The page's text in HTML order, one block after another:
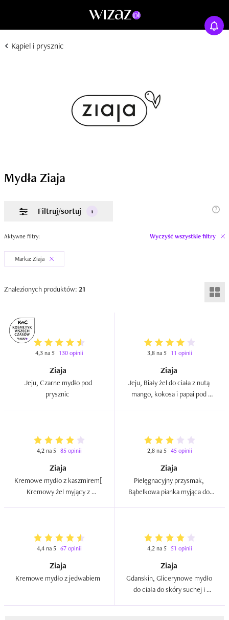
Kąpiel i prysznic
Mydła Ziaja
Filtruj/sortuj 1
Aktywne filtry: Wyczyść wszystkie filtry
Marka: Ziaja
Znalezionych produktów: 21
4,3 na 5 130 opinii
Ziaja
Jeju, Czarne mydło pod
3,8 na 5 11 opinii
Ziaja
Jeju, Biały żel do ciała z nutą
mango, kokosa i papai pod
4,2 na 5 85 opinii
Ziaja
Kremowe mydło z kaszmirem[
Kremowy żel myjący z
2,8 na 5 45 opinii
Ziaja
Pielęgnacyjny przysmak,
Bąbelkowa pianka myjąca do
4,4 na 5 67 opinii
Ziaja
4,2 na 5 51 opinii
Ziaja
Gdanskin, Glicerynowe mydło
do ciała do skóry suchej i